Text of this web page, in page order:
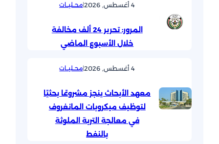
4 أغسطس, 2026 |محــليــات
المرور: تحرير 24 ألف مخالفة
خلال الأسبوع الماضي
4 أغسطس, 2026 |محــليــات
معهد الأبحاث ينجز مشروعًا بحثيًا
لتوظيف ميكروبات المانغروف
في معالجة التربة الملوثة
بالنفط